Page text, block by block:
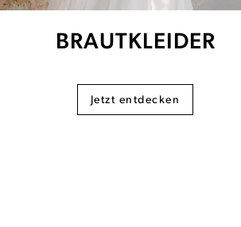
BRAUTKLEIDER
Jetzt entdecken